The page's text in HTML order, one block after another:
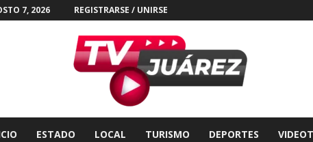
7, 2026 REGISTRARSE / UNIRSE
ESTADO LOCAL TURISMO DEPORTES